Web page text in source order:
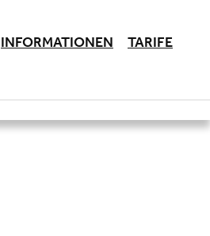
INFORMATIONEN TARIFE